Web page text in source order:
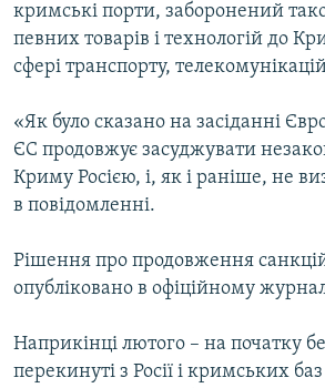
кримські порти, заборонений
певних товарів і технологій до
сфері транспорту,
«Як було сказано на засіданні
ЄС продовжує засуджувати
Криму Росією, і, як і раніше, не
в повідомленні.
Рішення про продовження
опубліковано в офіційному
Наприкінці лютого – на початку
перекинуті з Росії і кримських